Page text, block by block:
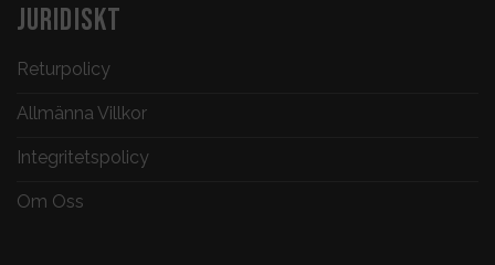
JURIDISKT
Returpolicy
Allmänna Villkor
Integritetspolicy
Om Oss